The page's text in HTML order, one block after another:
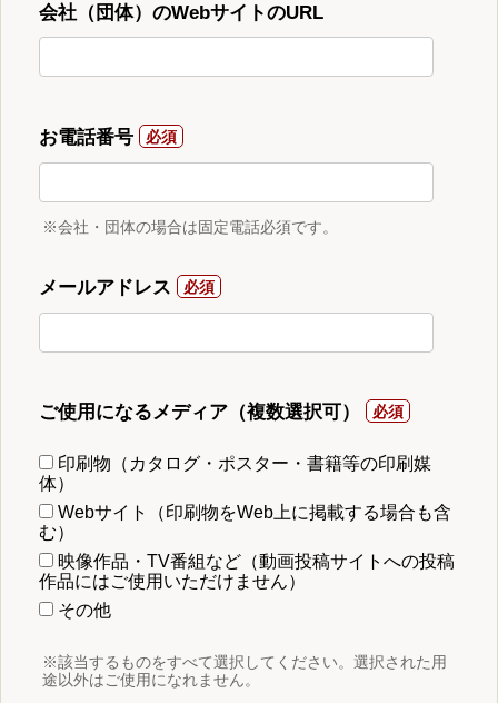
会社（団体）のWebサイトのURL
お電話番号
※会社・団体の場合は固定電話必須です。
メールアドレス
ご使用になるメディア（複数選択可）
印刷物（カタログ・ポスター・書籍等の印刷媒
体）
Webサイト（印刷物をWeb上に掲載する場合も含
む）
映像作品・TV番組など（動画投稿サイトへの投稿
作品にはご使用いただけません）
その他
※該当するものをすべて選択してください。選択された用
途以外はご使用になれません。